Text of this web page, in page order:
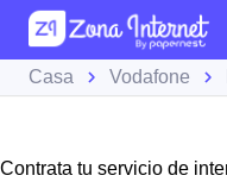
Casa Vodafone
Contrata tu servicio de